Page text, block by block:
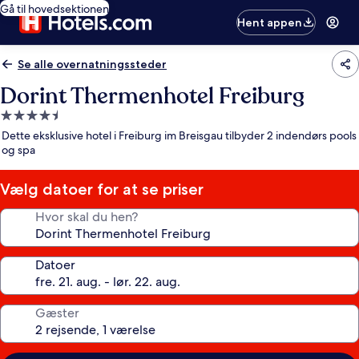
Gå til hovedsektionen
Hent appen
Se alle overnatningssteder
Dorint Thermenhotel Freiburg
4.5-
stjernet
overnatningssted
Dette eksklusive hotel i Freiburg im Breisgau tilbyder 2 indendørs pools
og spa
Vælg datoer for at se priser
Hvor skal du hen?
Datoer
Gæster